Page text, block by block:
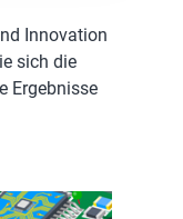
Innovation
sich die
Ergebnisse